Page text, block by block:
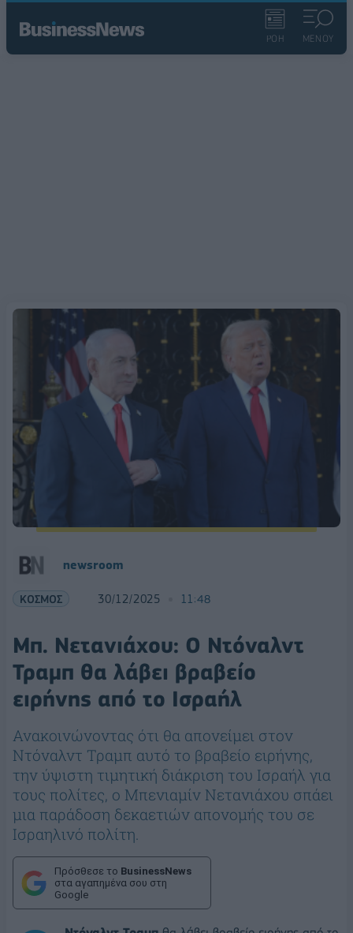
ΡΟΗ ΜΕΝΟΥ
newsroom
ΚΟΣΜΟΣ 30/12/2025 11:48
Μπ. Νετανιάχου: Ο Ντόναλντ
Τραμπ θα λάβει βραβείο
ειρήνης από το Ισραήλ
Ανακοινώνοντας ότι θα απονείμει στον
Ντόναλντ Τραμπ αυτό το βραβείο ειρήνης,
την ύψιστη τιμητική διάκριση του Ισραήλ για
τους πολίτες, ο Μπενιαμίν Νετανιάχου σπάει
μια παράδοση δεκαετιών απονομής του σε
Ισραηλινό πολίτη.
Πρόσθεσε το BusinessNews
στα αγαπημένα σου στη
Google